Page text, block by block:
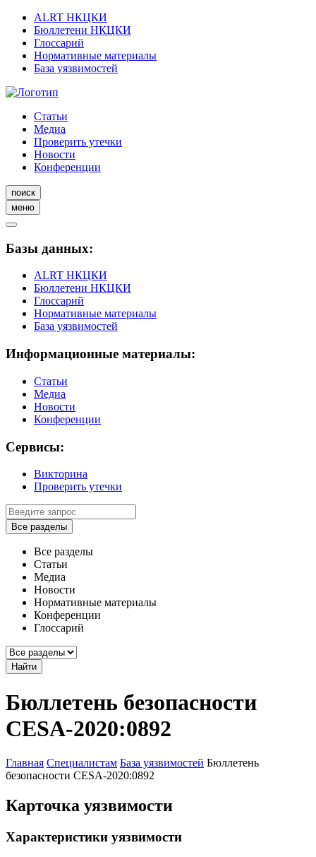
ALRT НКЦКИ
Бюллетени НКЦКИ
Глоссарий
Нормативные материалы
База уязвимостей
Статьи
Медиа
Проверить утечки
Новости
Конференции
поиск
меню
Базы данных:
ALRT НКЦКИ
Бюллетени НКЦКИ
Глоссарий
Нормативные материалы
База уязвимостей
Информационные материалы:
Статьи
Медиа
Новости
Конференции
Сервисы:
Викторина
Проверить утечки
Все разделы
Все разделы
Статьи
Медиа
Новости
Нормативные материалы
Конференции
Глоссарий
Найти
Бюллетень безопасности
CESA-2020:0892
Главная Специалистам База уязвимостей Бюллетень
безопасности CESA-2020:0892
Карточка уязвимости
Характеристики уязвимости